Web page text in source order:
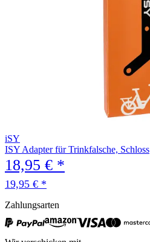
iSY
ISY Adapter für Trinkfalsche, Schloss
18,95 € *
19,95 € *
Zahlungsarten